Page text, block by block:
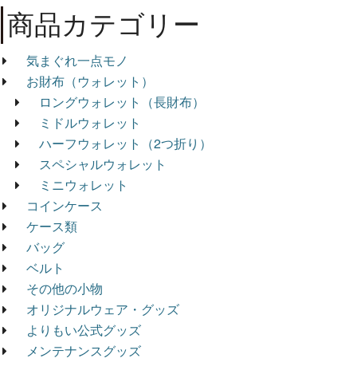
商品カテゴリー
気まぐれ一点モノ
お財布（ウォレット）
ロングウォレット（長財布）
ミドルウォレット
ハーフウォレット（2つ折り）
スペシャルウォレット
ミニウォレット
コインケース
ケース類
バッグ
ベルト
その他の小物
オリジナルウェア・グッズ
よりもい公式グッズ
メンテナンスグッズ